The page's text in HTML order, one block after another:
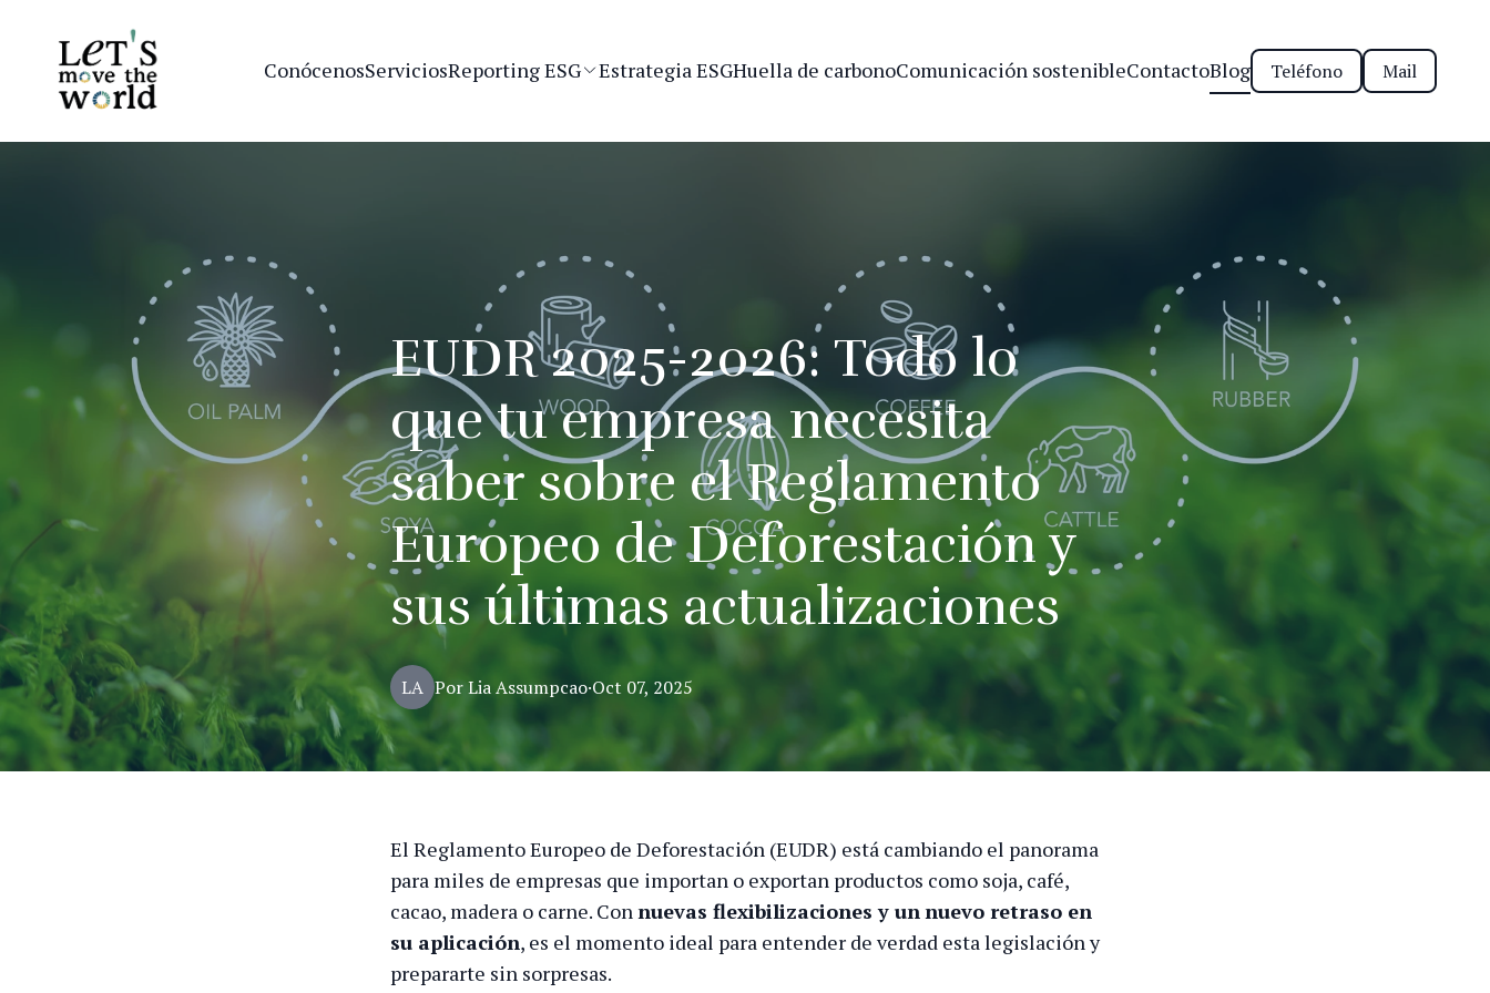
ConócenosServiciosReporting ESG Estrategia ESGHuella de carbonoComunicación sostenibleContactoBlog Teléfono Mail
EUDR 2025-2026: Todo lo
que tu empresa necesita
saber sobre el Reglamento
Europeo de Deforestación y
sus últimas actualizaciones
LA Oct 07, 2025
·
PorLiaAssumpcao
El Reglamento Europeo de Deforestación (EUDR) está cambiando el panorama
para miles de empresas que importan o exportan productos como soja, café,
cacao, madera o carne. Connuevas flexibilizaciones y unnuevo retraso en
su aplicación, es el momento ideal para entender de verdad esta legislación y
prepararte sin sorpresas.